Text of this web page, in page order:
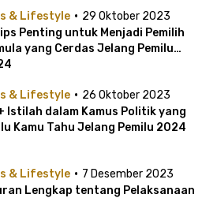
& Lifestyle · 29 Oktober 2023
Penting untuk Menjadi Pemilih
yang Cerdas Jelang Pemilu
& Lifestyle · 26 Oktober 2023
Istilah dalam Kamus Politik yang
Kamu Tahu Jelang Pemilu 2024
& Lifestyle · 7 Desember 2023
Lengkap tentang Pelaksanaan